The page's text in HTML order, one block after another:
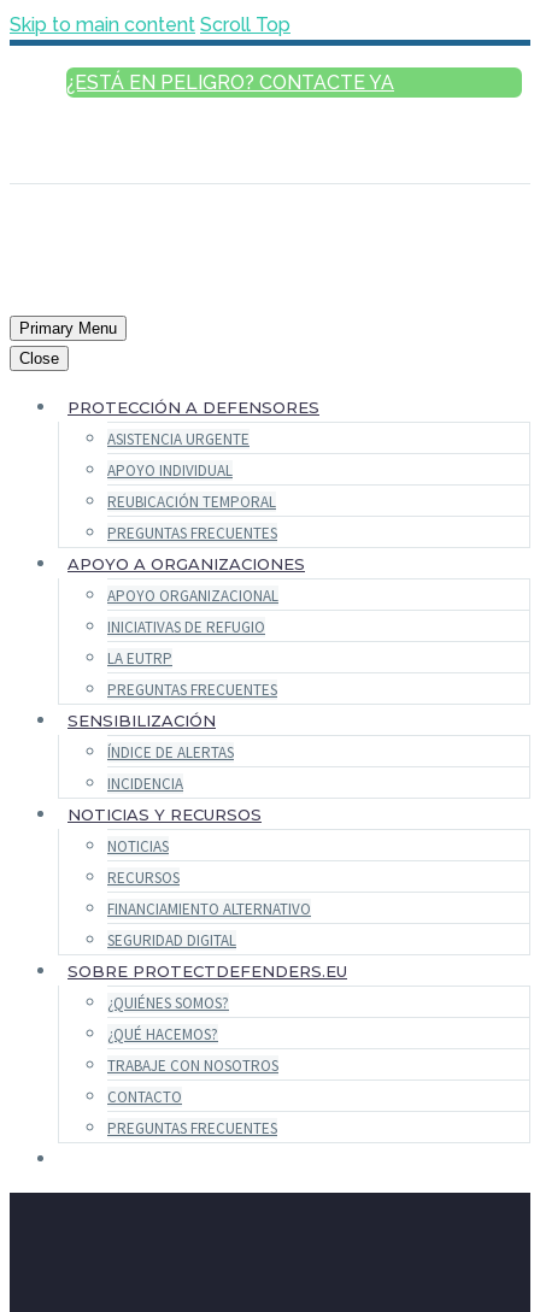
Skip to main content Scroll Top
¿ESTÁ EN PELIGRO? CONTACTE YA
Primary Menu
Close
PROTECCIÓN A DEFENSORES
ASISTENCIA URGENTE
APOYO INDIVIDUAL
REUBICACIÓN TEMPORAL
PREGUNTAS FRECUENTES
APOYO A ORGANIZACIONES
APOYO ORGANIZACIONAL
INICIATIVAS DE REFUGIO
LA EUTRP
PREGUNTAS FRECUENTES
SENSIBILIZACIÓN
ÍNDICE DE ALERTAS
INCIDENCIA
NOTICIAS Y RECURSOS
NOTICIAS
RECURSOS
FINANCIAMIENTO ALTERNATIVO
SEGURIDAD DIGITAL
SOBRE PROTECTDEFENDERS.EU
¿QUIÉNES SOMOS?
¿QUÉ HACEMOS?
TRABAJE CON NOSOTROS
CONTACTO
PREGUNTAS FRECUENTES